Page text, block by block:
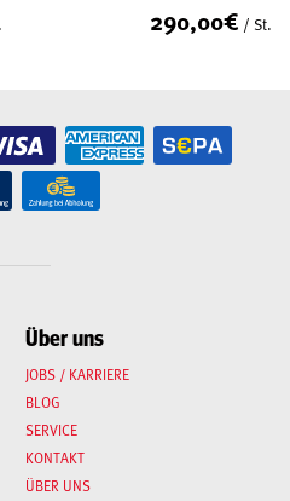
290,00€ / St.
Über uns
JOBS / KARRIERE
BLOG
SERVICE
KONTAKT
ÜBER UNS